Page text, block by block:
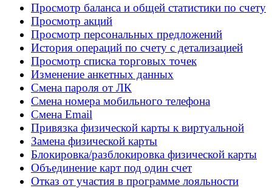
Просмотр баланса и общей статистики по счету
Просмотр акций
Просмотр персональных предложений
История операций по счету с детализацией
Просмотр списка торговых точек
Изменение анкетных данных
Смена пароля от ЛК
Смена номера мобильного телефона
Смена Email
Привязка физической карты к виртуальной
Замена физической карты
Блокировка/разблокировка физической карты
Объединение карт под один счет
Отказ от участия в программе лояльности